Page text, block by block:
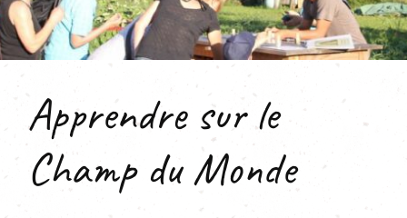
Apprendre sur le
Champ du Monde